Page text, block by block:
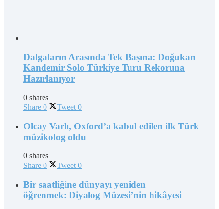
Dalgaların Arasında Tek Başına: Doğukan
Kandemir Solo Türkiye Turu Rekoruna
Hazırlanıyor
0 shares
Share 0 Tweet 0
Olcay Varlı, Oxford’a kabul edilen ilk Türk
müzikolog oldu
0 shares
Share 0 Tweet 0
Bir saatliğine dünyayı yeniden
öğrenmek: Diyalog Müzesi’nin hikâyesi